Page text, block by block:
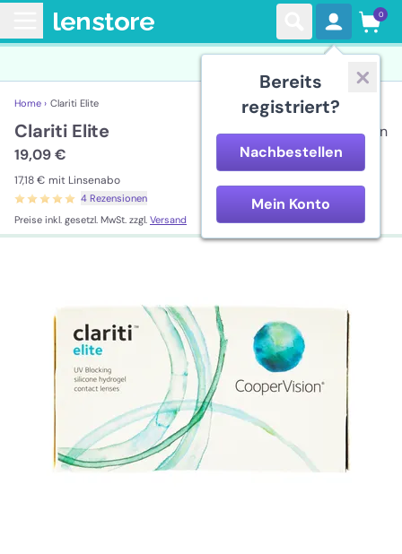
Bereits
registriert?
Nachbestellen
Mein Konto
0
Home › Clariti Elite
Clariti Elite
19,09 €
17,18 € mit Linsenabo
4 Rezensionen
Preise inkl. gesetzl. MwSt. zzgl. Versand
3 Linsen